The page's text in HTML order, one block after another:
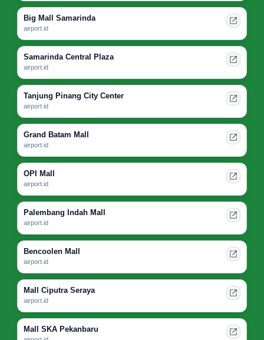
Big Mall Samarinda
airport.id
Samarinda Central Plaza
airport.id
Tanjung Pinang City Center
airport.id
Grand Batam Mall
airport.id
OPI Mall
airport.id
Palembang Indah Mall
airport.id
Bencoolen Mall
airport.id
Mall Ciputra Seraya
airport.id
Mall SKA Pekanbaru